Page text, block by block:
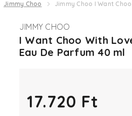
Jimmy Choo Jimmy Choo I Want
JIMMY CHOO
I Want Choo With
Eau De Parfum 40 ml
17.720 Ft